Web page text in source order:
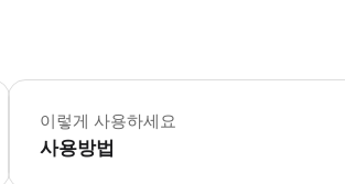
【란덴 1일 자유 이용권】 1일 자유 이용권은 교환
이렇게 사용하세요
사용방법